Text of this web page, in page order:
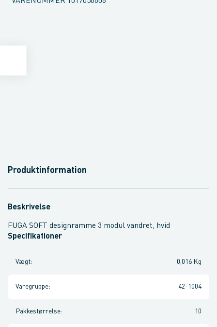
Produktinformation
Beskrivelse
FUGA SOFT designramme 3 modul vandret, hvid
Specifikationer
Vægt: 0,016 Kg
Varegruppe: 42-1004
Pakkestørrelse: 10